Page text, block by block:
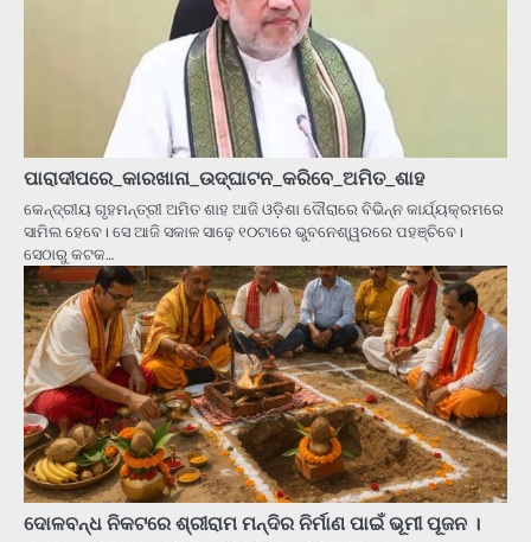
ପାରାଦୀପରେ_କାରଖାନା_ଉଦ୍ଘାଟନ_କରିବେ_ଅମିତ_ଶାହ
କେନ୍ଦ୍ରୀୟ ଗୃହମନ୍ତ୍ରୀ ଅମିତ ଶାହ ଆଜି ଓଡ଼ିଶା ଦୌରାରେ ବିଭିନ୍ନ କାର୍ଯ୍ୟକ୍ରମରେ
ସାମିଲ ହେବେ। ସେ ଆଜି ସକାଳ ସାଢ଼େ ୧୦ଟାରେ ଭୁବନେଶ୍ୱରରେ ପହଞ୍ଚିବେ।
ସେଠାରୁ କଟକ…
ଦୋଳବନ୍ଧ ନିକଟରେ ଶ୍ରୀରାମ ମନ୍ଦିର ନିର୍ମାଣ ପାଇଁ ଭୂମୀ ପୂଜନ ।